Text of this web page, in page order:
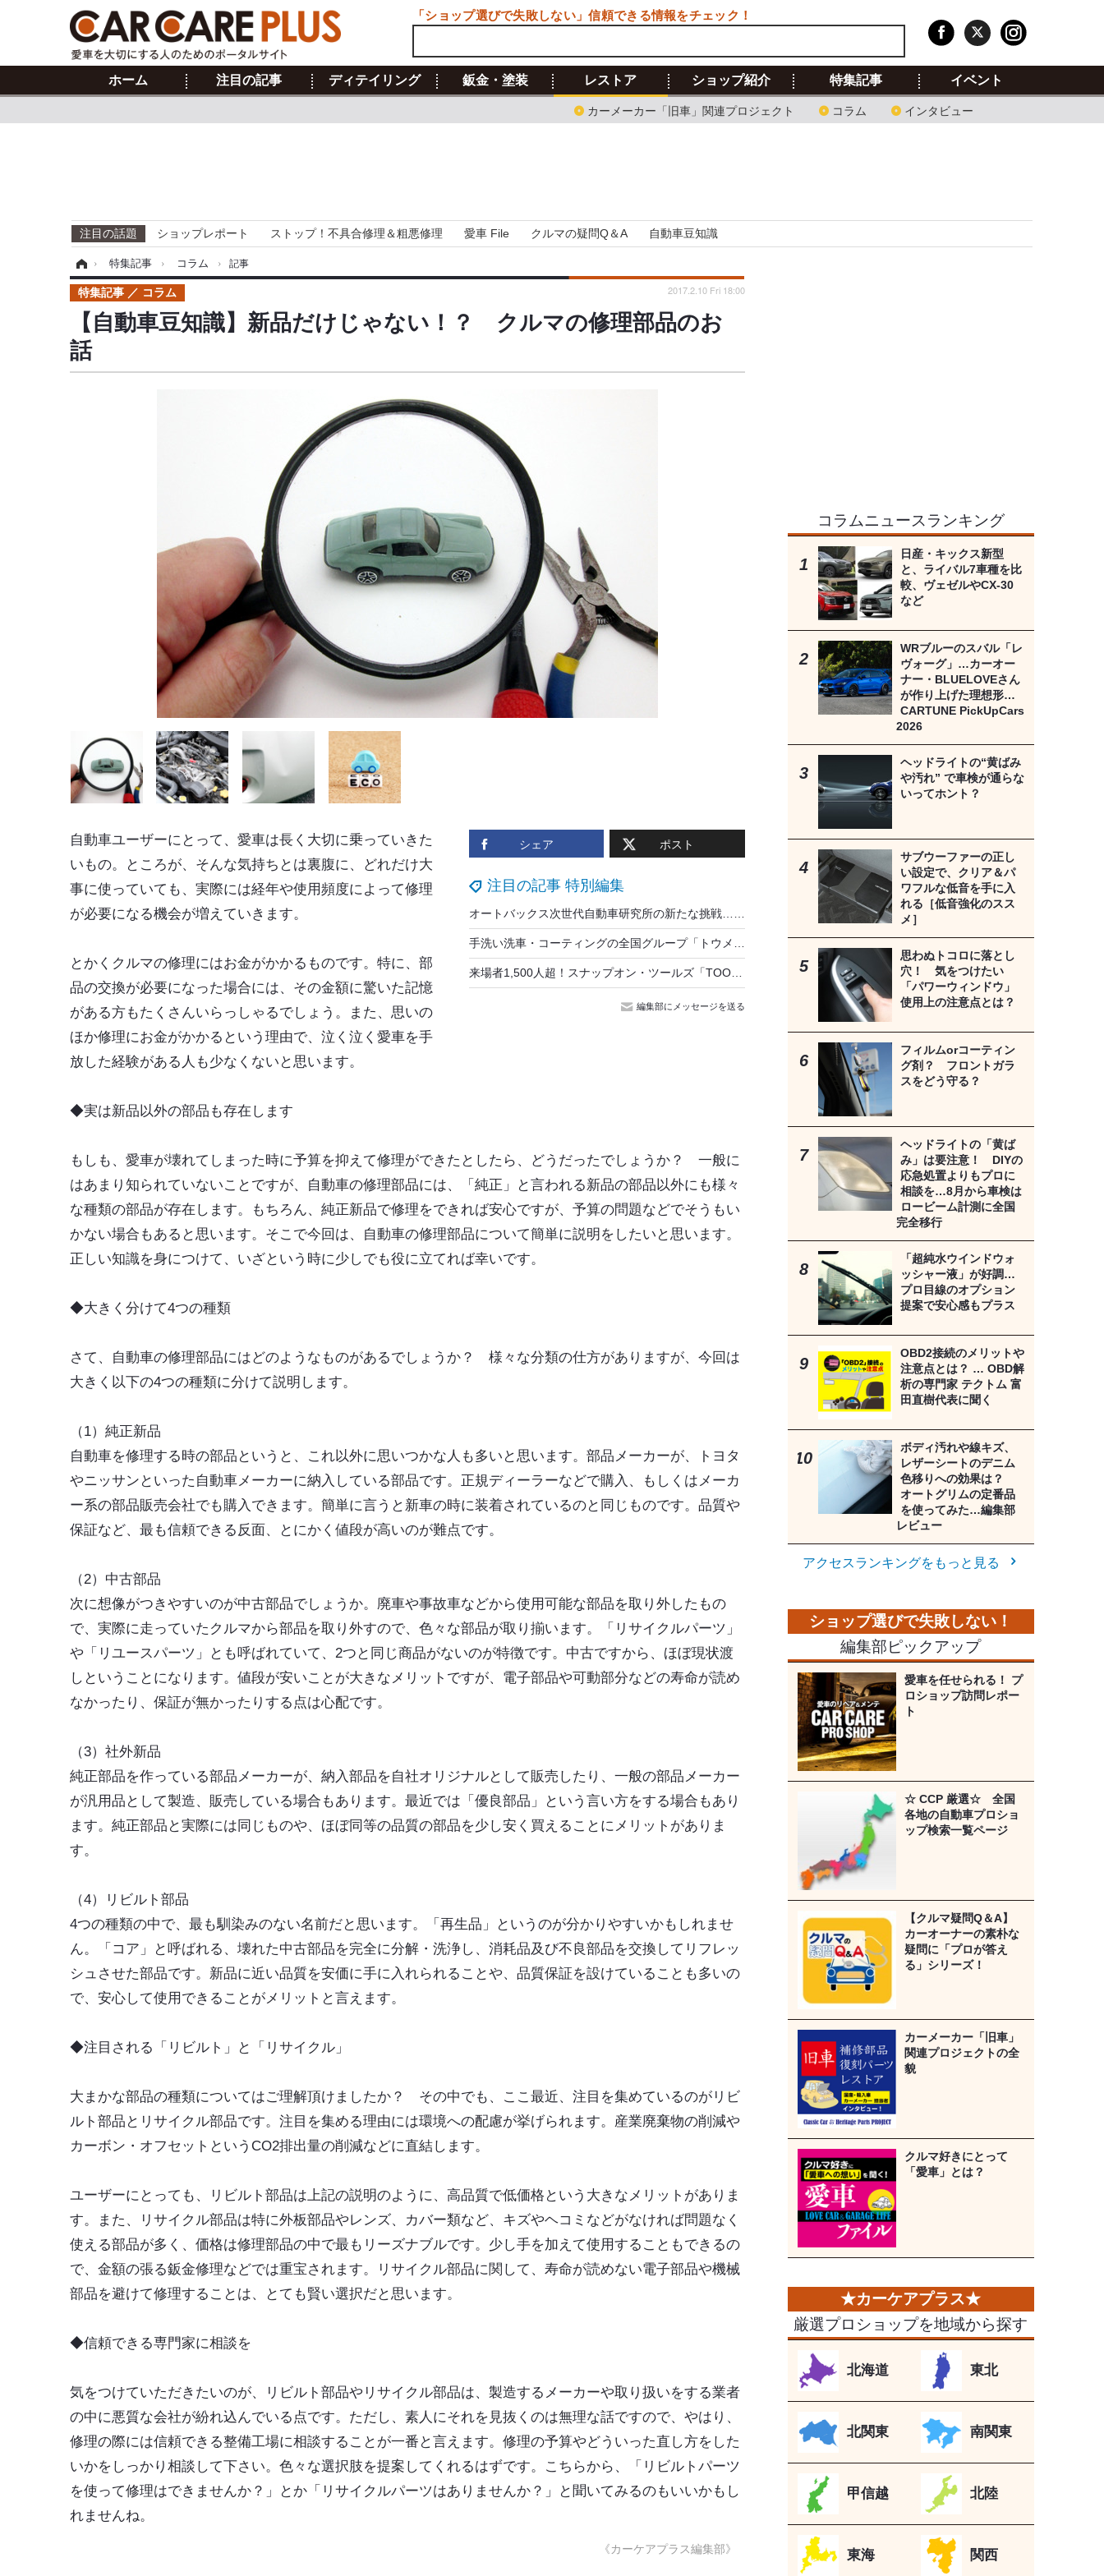
ホーム 注目の記事 ディテイリング 鈑金・塗装 レストア
カーメーカー「旧車」関連プロジェクト コラム インタビュー
ショップ紹介 特集記事 イベント
注目の話題 ショップレポート ストップ！不具合修理＆粗悪修理 愛車 File クルマの疑問Q＆A 自動車豆知識
› 特集記事 › コラム › 記事
【自動車豆知識】新品だけじゃない！？ クルマの修理部品のお
話
特集記事 コラム 2017.2.10 Fri 18:00
シェア ポスト
注目の記事 特別編集
来場者1,500人超！スナップオン・ツールズ「TOOL SHOW」開催…最新型スキャンツールMTG-DUAL-TAB2／TAB2-PROを始め、ハンドツール・大型機器が宇都宮に集結
編集部にメッセージを送る
自動車ユーザーにとって、愛車は長く大切に乗っていきた
いもの。ところが、そんな気持ちとは裏腹に、どれだけ大
事に使っていても、実際には経年や使用頻度によって修理
が必要になる機会が増えていきます。
とかくクルマの修理にはお金がかかるものです。特に、部
品の交換が必要になった場合には、その金額に驚いた記憶
がある方もたくさんいらっしゃるでしょう。また、思いの
ほか修理にお金がかかるという理由で、泣く泣く愛車を手
放した経験がある人も少なくないと思います。
◆実は新品以外の部品も存在します
もしも、愛車が壊れてしまった時に予算を抑えて修理ができたとしたら、どうだったでしょうか？ 一般に
はあまり知られていないことですが、自動車の修理部品には、「純正」と言われる新品の部品以外にも様々
な種類の部品が存在します。もちろん、純正新品で修理をできれば安心ですが、予算の問題などでそうもい
かない場合もあると思います。そこで今回は、自動車の修理部品について簡単に説明をしたいと思います。
正しい知識を身につけて、いざという時に少しでも役に立てれば幸いです。
◆大きく分けて4つの種類
さて、自動車の修理部品にはどのようなものがあるでしょうか？ 様々な分類の仕方がありますが、今回は
大きく以下の4つの種類に分けて説明します。
（1）純正新品
自動車を修理する時の部品というと、これ以外に思いつかな人も多いと思います。部品メーカーが、トヨタ
やニッサンといった自動車メーカーに納入している部品です。正規ディーラーなどで購入、もしくはメーカ
ー系の部品販売会社でも購入できます。簡単に言うと新車の時に装着されているのと同じものです。品質や
保証など、最も信頼できる反面、とにかく値段が高いのが難点です。
（2）中古部品
次に想像がつきやすいのが中古部品でしょうか。廃車や事故車などから使用可能な部品を取り外したもの
で、実際に走っていたクルマから部品を取り外すので、色々な部品が取り揃います。「リサイクルパーツ」
や「リユースパーツ」とも呼ばれていて、2つと同じ商品がないのが特徴です。中古ですから、ほぼ現状渡
しということになります。値段が安いことが大きなメリットですが、電子部品や可動部分などの寿命が読め
なかったり、保証が無かったりする点は心配です。
（3）社外新品
純正部品を作っている部品メーカーが、納入部品を自社オリジナルとして販売したり、一般の部品メーカー
が汎用品として製造、販売している場合もあります。最近では「優良部品」という言い方をする場合もあり
ます。純正部品と実際には同じものや、ほぼ同等の品質の部品を少し安く買えることにメリットがありま
す。
（4）リビルト部品
4つの種類の中で、最も馴染みのない名前だと思います。「再生品」というのが分かりやすいかもしれませ
ん。「コア」と呼ばれる、壊れた中古部品を完全に分解・洗浄し、消耗品及び不良部品を交換してリフレッ
シュさせた部品です。新品に近い品質を安価に手に入れられることや、品質保証を設けていることも多いの
で、安心して使用できることがメリットと言えます。
◆注目される「リビルト」と「リサイクル」
大まかな部品の種類についてはご理解頂けましたか？ その中でも、ここ最近、注目を集めているのがリビ
ルト部品とリサイクル部品です。注目を集める理由には環境への配慮が挙げられます。産業廃棄物の削減や
カーボン・オフセットというCO2排出量の削減などに直結します。
ユーザーにとっても、リビルト部品は上記の説明のように、高品質で低価格という大きなメリットがありま
す。また、リサイクル部品は特に外板部品やレンズ、カバー類など、キズやヘコミなどがなければ問題なく
使える部品が多く、価格は修理部品の中で最もリーズナブルです。少し手を加えて使用することもできるの
で、金額の張る鈑金修理などでは重宝されます。リサイクル部品に関して、寿命が読めない電子部品や機械
部品を避けて修理することは、とても賢い選択だと思います。
◆信頼できる専門家に相談を
気をつけていただきたいのが、リビルト部品やリサイクル部品は、製造するメーカーや取り扱いをする業者
の中に悪質な会社が紛れ込んでいる点です。ただし、素人にそれを見抜くのは無理な話ですので、やはり、
修理の際には信頼できる整備工場に相談することが一番と言えます。修理の予算やどういった直し方をした
いかをしっかり相談して下さい。色々な選択肢を提案してくれるはずです。こちらから、「リビルトパーツ
を使って修理はできませんか？」とか「リサイクルパーツはありませんか？」と聞いてみるのもいいかもし
れませんね。
《カーケアプラス編集部》
コラムニュースランキング
日産・キックス新型
と、ライバル7車種を比
較、ヴェゼルやCX-30
など
WRブルーのスバル「レ
ヴォーグ」…カーオー
ナー・BLUELOVEさん
が作り上げた理想形…
CARTUNE PickUpCars
2026
ヘッドライトの“黄ばみ
や汚れ” で車検が通らな
いってホント？
サブウーファーの正し
い設定で、クリア＆パ
ワフルな低音を手に入
れる［低音強化のスス
メ］
思わぬトコロに落とし
穴！ 気をつけたい
「パワーウィンドウ」
使用上の注意点とは？
フィルムorコーティン
グ剤？ フロントガラ
スをどう守る？
ヘッドライトの「黄ば
み」は要注意！ DIYの
応急処置よりもプロに
相談を…8月から車検は
ロービーム計測に全国
完全移行
「超純水ウインドウォ
ッシャー液」が好調…
プロ目線のオプション
提案で安心感もプラス
OBD2接続のメリットや
注意点とは？ … OBD解
析の専門家 テクトム 富
田直樹代表に聞く
ボディ汚れや線キズ、
レザーシートのデニム
色移りへの効果は？
オートグリムの定番品
を使ってみた…編集部
レビュー
アクセスランキングをもっと見る
編集部ピックアップ
愛車を任せられる！ プ
ロショップ訪問レポー
ト
☆ CCP 厳選☆ 全国
各地の自動車プロショ
ップ検索一覧ページ
【クルマ疑問Q＆A】
カーオーナーの素朴な
疑問に「プロが答え
る」シリーズ！
カーメーカー「旧車」
関連プロジェクトの全
貌
クルマ好きにとって
「愛車」とは？
厳選プロショップを地域から探す
北海道 東北
北関東 南関東
甲信越 北陸
東海 関西
「ショップ選びで失敗しない」信頼できる情報をチェック！